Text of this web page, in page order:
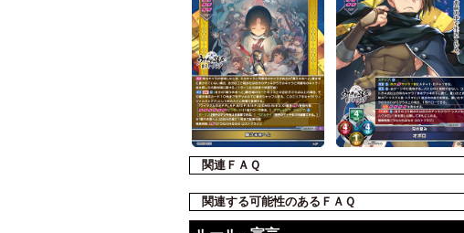
関連ＦＡＱ
関連する可能性のあるＦＡＱ